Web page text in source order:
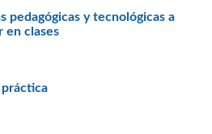
pedagógicas y tecnológicas a
en clases